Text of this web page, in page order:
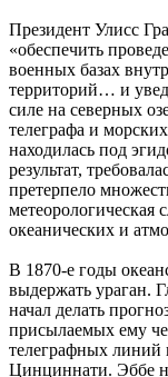
Президент Улисс
«обеспечить
военных базах
территорий… и
силе на северных
телеграфа и
находилась под
результат,
претерпело
метеорологическая
океанических и
В 1870-е годы
выдержать ураган.
начал делать
присылаемых ему
телеграфных
Цинциннати. Эббе